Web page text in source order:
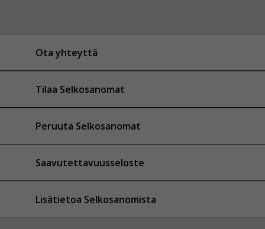
Ota yhteyttä
Tilaa Selkosanomat
Peruuta Selkosanomat
Saavutettavuusseloste
Lisätietoa Selkosanomista